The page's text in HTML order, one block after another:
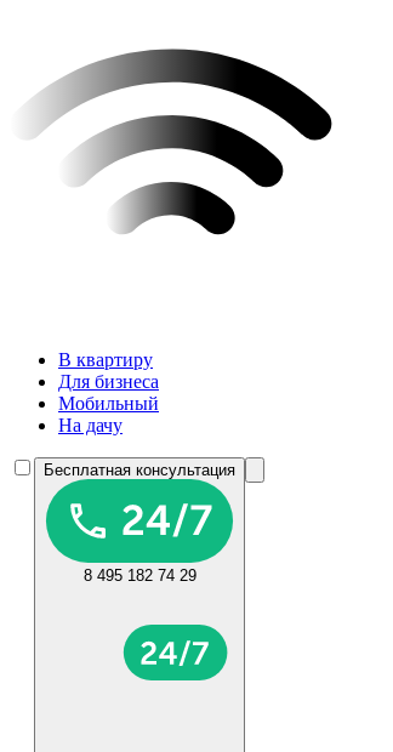
В квартиру
Для бизнеса
Мобильный
На дачу
Бесплатная консультация
8 495 182 74 29